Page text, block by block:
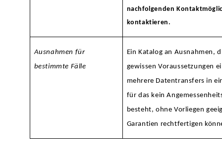
nachfolgenden
kontaktieren.
Ausnahmen für
bestimmte Fälle
Ein Katalog an Ausnahmen,
gewissen Voraussetzungen
mehrere Datentransfers in
für das kein
besteht, ohne Vorliegen
Garantien rechtfertigen